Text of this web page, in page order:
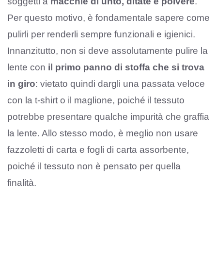
Per questo motivo, è fondamentale sapere come
pulirli per renderli sempre funzionali e igienici.
Innanzitutto, non si deve assolutamente pulire la
lente con il primo panno di stoffa che si trova
in giro: vietato quindi dargli una passata veloce
con la t-shirt o il maglione, poiché il tessuto
potrebbe presentare qualche impurità che graffia
la lente. Allo stesso modo, è meglio non usare
fazzoletti di carta e fogli di carta assorbente,
poiché il tessuto non è pensato per quella
finalità.